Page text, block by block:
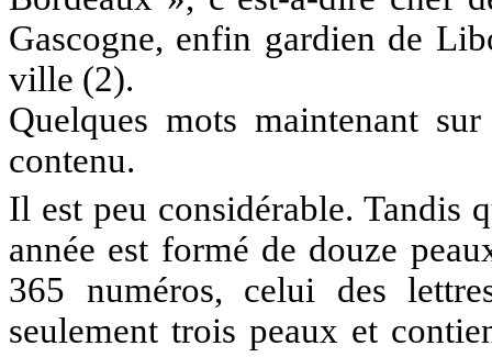
Gascogne, enfin gardien de
ville (2).
Quelques mots maintenant
contenu.
Il est peu considérable. Tandis
année est formé de douze
365 numéros, celui des
seulement trois peaux et